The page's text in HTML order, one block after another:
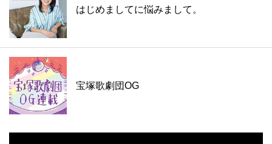
はじめましてに悩みまして。
宝塚歌劇団OG